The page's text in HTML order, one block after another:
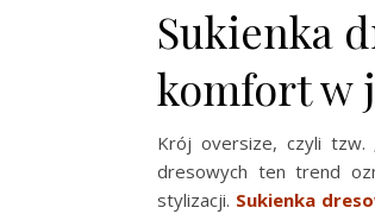
Sukienka
komfort w
Krój oversize, czyli tzw.
dresowych ten trend
stylizacji. Sukienka